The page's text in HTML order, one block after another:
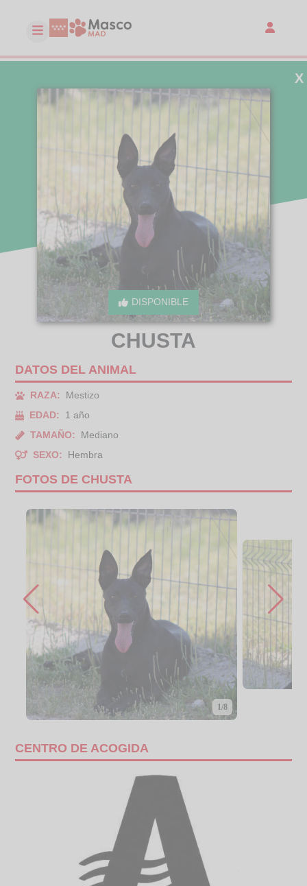
DISPONIBLE
X
CHUSTA
DATOS DEL ANIMAL
RAZA:
Mestizo
EDAD:
1 año
TAMAÑO:
Mediano
SEXO:
Hembra
FOTOS DE CHUSTA
1/8
CENTRO DE ACOGIDA